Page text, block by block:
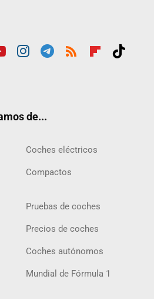
de...
Coches eléctricos
Compactos
Pruebas de coches
Precios de coches
Coches autónomos
Mundial de Fórmula 1